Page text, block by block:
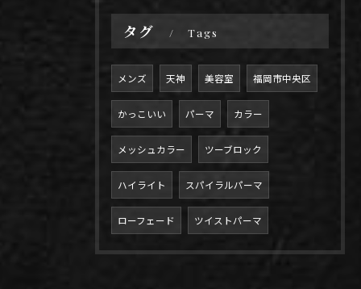
タグ Tags
メンズ 天神 美容室 福岡市中央区
かっこいい パーマ カラー
メッシュカラー ツーブロック
ハイライト スパイラルパーマ
ローフェード ツイストパーマ